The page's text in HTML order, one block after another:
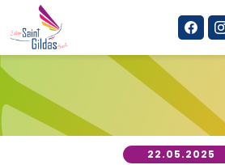
contenu
principal
22.05.2025
Panneau de gestion des cookies